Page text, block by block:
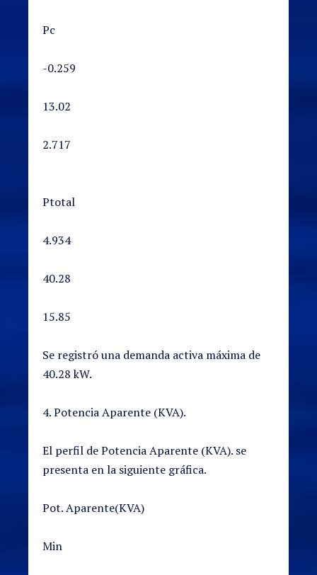
Pc
-0.259
13.02
2.717
Ptotal
4.934
40.28
15.85
Se registró una demanda activa máxima de
40.28 kW.
4. Potencia Aparente (KVA).
El perfil de Potencia Aparente (KVA). se
presenta en la siguiente gráfica.
Pot. Aparente(KVA)
Min